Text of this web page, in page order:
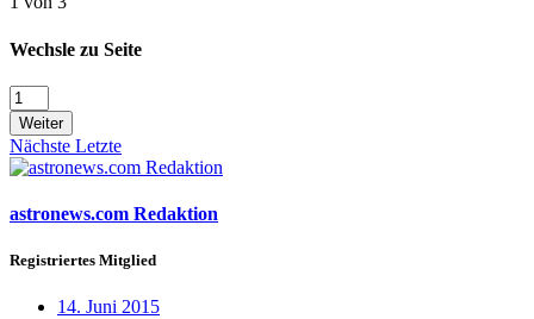
Wechsle zu Seite
Weiter
Nächste Letzte
astronews.com Redaktion
Registriertes Mitglied
14. Juni 2015